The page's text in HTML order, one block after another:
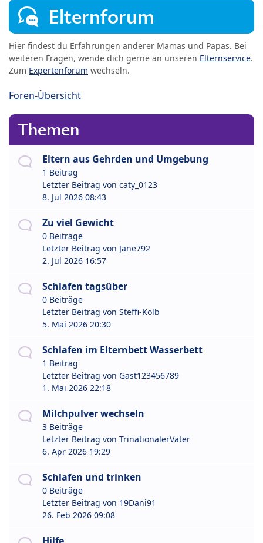
Elternforum
Hier findest du Erfahrungen anderer Mamas und Papas. Bei
weiteren Fragen, wende dich gerne an unseren Elternservice.
Zum Expertenforum wechseln.
Foren-Übersicht
Themen
Eltern aus Gehrden und Umgebung
1 Beitrag
Letzter Beitrag von caty_0123
8. Jul 2026 08:43
Zu viel Gewicht
0 Beiträge
Letzter Beitrag von Jane792
2. Jul 2026 16:57
Schlafen tagsüber
0 Beiträge
Letzter Beitrag von Steffi-Kolb
5. Mai 2026 20:30
Schlafen im Elternbett Wasserbett
1 Beitrag
Letzter Beitrag von Gast123456789
1. Mai 2026 22:18
Milchpulver wechseln
3 Beiträge
Letzter Beitrag von TrinationalerVater
6. Apr 2026 19:29
Schlafen und trinken
0 Beiträge
Letzter Beitrag von 19Dani91
26. Feb 2026 09:08